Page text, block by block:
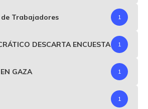
Trabajadores 1
DESCARTA ENCUESTA 1
GAZA 1
1